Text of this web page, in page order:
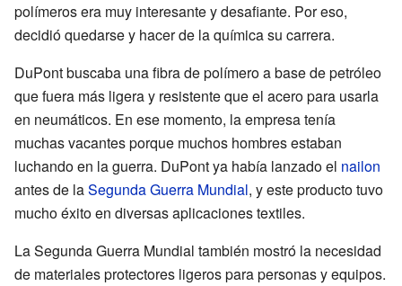
polímeros era muy interesante y desafiante. Por eso,
decidió quedarse y hacer de la química su carrera.
DuPont buscaba una fibra de polímero a base de petróleo
que fuera más ligera y resistente que el acero para usarla
en neumáticos. En ese momento, la empresa tenía
muchas vacantes porque muchos hombres estaban
luchando en la guerra. DuPont ya había lanzado el nailon
antes de laSegunda Guerra Mundial, y este producto tuvo
mucho éxito en diversas aplicaciones textiles.
La Segunda Guerra Mundial también mostró la necesidad
de materiales protectores ligeros para personas y equipos.